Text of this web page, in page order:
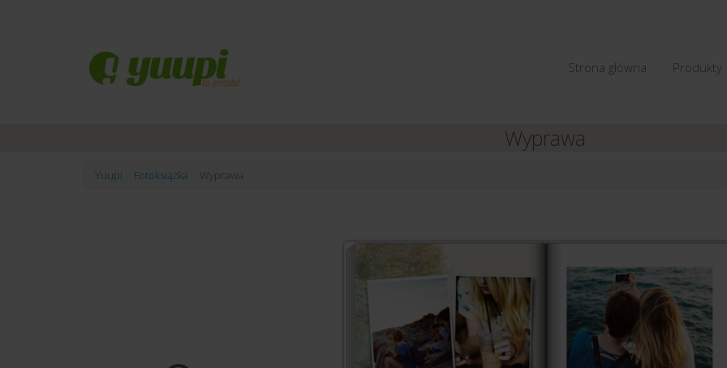
Strona główna Produkty
Wyprawa
Yuupi Fotoksiążka Wyprawa